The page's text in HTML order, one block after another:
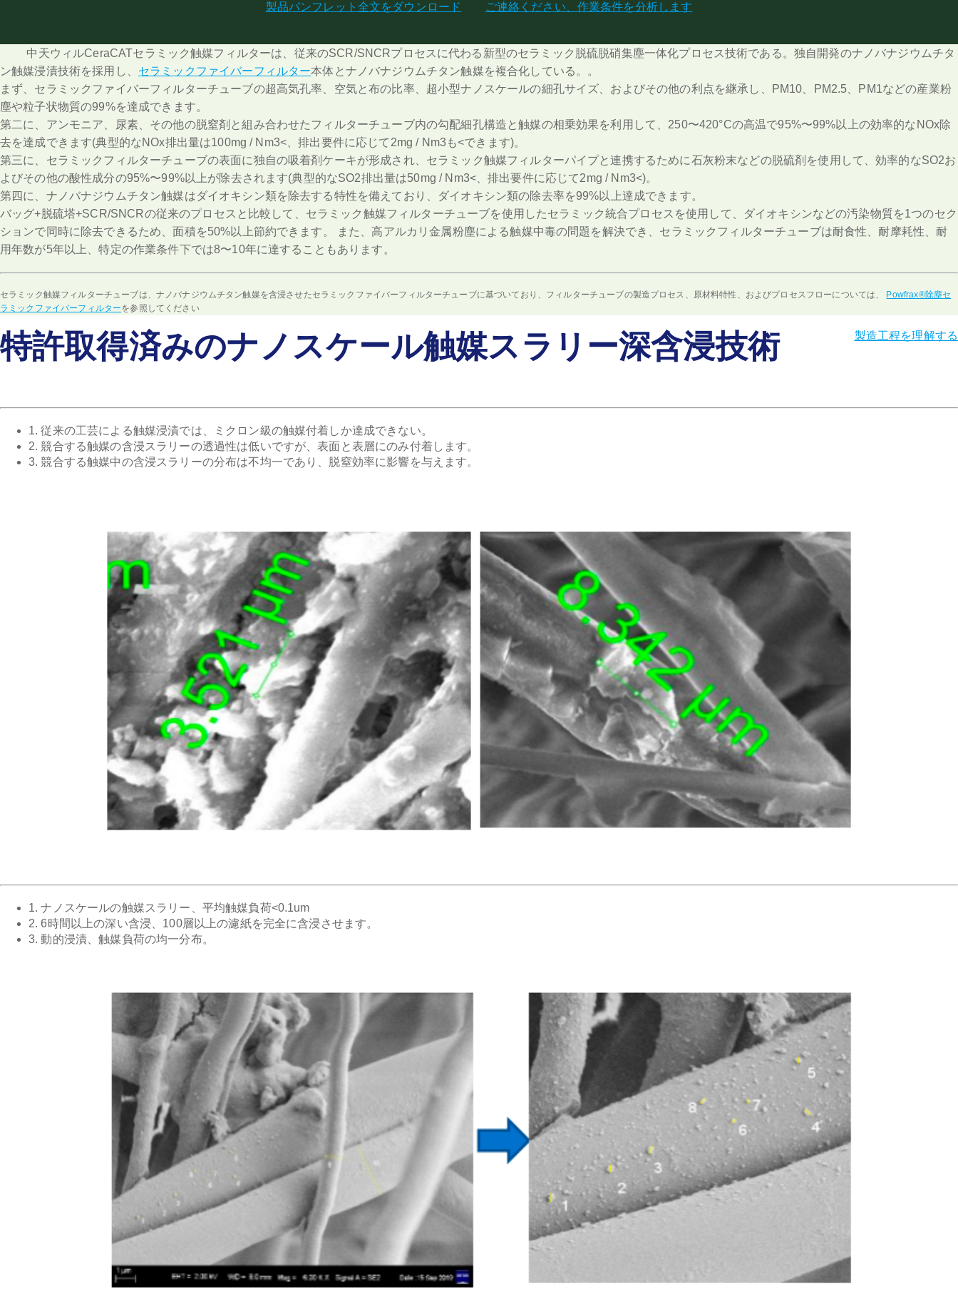
製品パンフレット全文をダウンロード ご連絡ください、作業条件を分析します
中天ウィルCeraCATセラミック触媒フィルターは、従来のSCR/SNCRプロセスに代わる新型のセラミック脱硫脱硝集塵一体化プロセス技術である。独自開発のナノバナジウムチタ
ン触媒浸漬技術を採用し、 セラミックファイバーフィルター本体とナノバナジウムチタン触媒を複合化している。。
まず、セラミックファイバーフィルターチューブの超高気孔率、空気と布の比率、超小型ナノスケールの細孔サイズ、およびその他の利点を継承し、PM10、PM2.5、PM1などの産業粉
塵や粒子状物質の99%を達成できます。
第二に、アンモニア、尿素、その他の脱窒剤と組み合わせたフィルターチューブ内の勾配細孔構造と触媒の相乗効果を利用して、250〜420°Cの高温で95%〜99%以上の効率的なNOx除
去を達成できます(典型的なNOx排出量は100mg / Nm3<、排出要件に応じて2mg / Nm3も<できます)。
第三に、セラミックフィルターチューブの表面に独自の吸着剤ケーキが形成され、セラミック触媒フィルターパイプと連携するために石灰粉末などの脱硫剤を使用して、効率的なSO2お
よびその他の酸性成分の95%〜99%以上が除去されます(典型的なSO2排出量は50mg / Nm3<、排出要件に応じて2mg / Nm3<)。
第四に、ナノバナジウムチタン触媒はダイオキシン類を除去する特性を備えており、ダイオキシン類の除去率を99%以上達成できます。
バッグ+脱硫塔+SCR/SNCRの従来のプロセスと比較して、セラミック触媒フィルターチューブを使用したセラミック統合プロセスを使用して、ダイオキシンなどの汚染物質を1つのセク
ションで同時に除去できるため、面積を50%以上節約できます。 また、高アルカリ金属粉塵による触媒中毒の問題を解決でき、セラミックフィルターチューブは耐食性、耐摩耗性、耐
用年数が5年以上、特定の作業条件下では8〜10年に達することもあります。
セラミック触媒フィルターチューブは、ナノバナジウムチタン触媒を含浸させたセラミックファイバーフィルターチューブに基づいており、フィルターチューブの製造プロセス、原材料特性、およびプロセスフローについては、
Powfrax®除塵セ
ラミックファイバーフィルターを参照してください
製造工程を理解する
特許取得済みのナノスケール触媒スラリー深含浸技術
1. 従来の工芸による触媒浸漬では、ミクロン級の触媒付着しか達成できない。
2. 競合する触媒の含浸スラリーの透過性は低いですが、表面と表層にのみ付着します。
3. 競合する触媒中の含浸スラリーの分布は不均一であり、脱窒効率に影響を与えます。
1. ナノスケールの触媒スラリー、平均触媒負荷<0.1um
2. 6時間以上の深い含浸、100層以上の濾紙を完全に含浸させます。
3. 動的浸漬、触媒負荷の均一分布。